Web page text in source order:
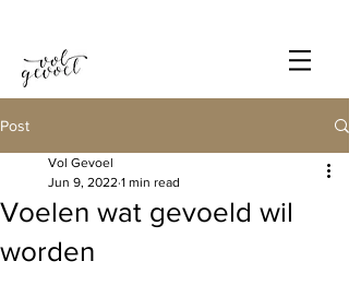
Post
Voelen wat gevoeld wil
worden
Vol Gevoel
Jun 9, 2022 1 min read